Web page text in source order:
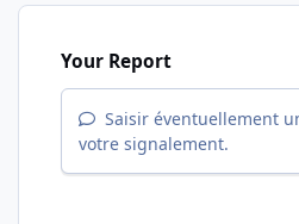
Your Report
Saisir éventuellement
votre signalement.